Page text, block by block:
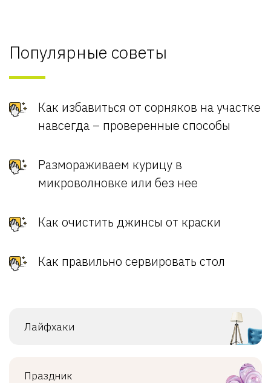
Популярные советы
Как избавиться от сорняков на участке
навсегда – проверенные способы
Размораживаем курицу в
микроволновке или без нее
Как очистить джинсы от краски
Как правильно сервировать стол
Лайфхаки
Праздник